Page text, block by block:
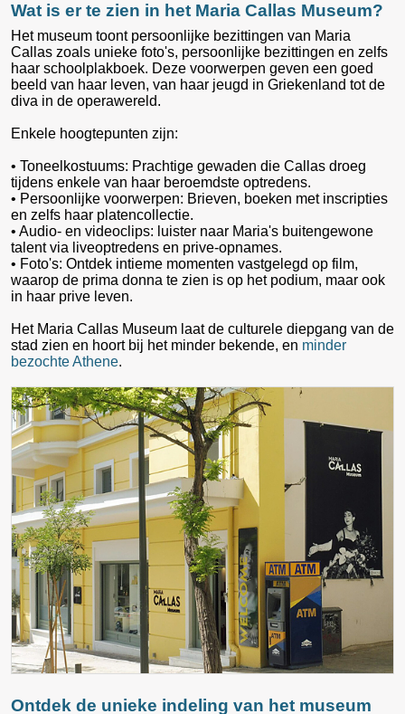
Wat is er te zien in het Maria Callas Museum?
Het museum toont persoonlijke bezittingen van Maria
Callas zoals unieke foto's, persoonlijke bezittingen en zelfs
haar schoolplakboek. Deze voorwerpen geven een goed
beeld van haar leven, van haar jeugd in Griekenland tot de
diva in de operawereld.
Enkele hoogtepunten zijn:
• Toneelkostuums: Prachtige gewaden die Callas droeg
tijdens enkele van haar beroemdste optredens.
• Persoonlijke voorwerpen: Brieven, boeken met inscripties
en zelfs haar platencollectie.
• Audio- en videoclips: luister naar Maria's buitengewone
talent via liveoptredens en prive-opnames.
• Foto's: Ontdek intieme momenten vastgelegd op film,
waarop de prima donna te zien is op het podium, maar ook
in haar prive leven.
Het Maria Callas Museum laat de culturele diepgang van de
stad zien en hoort bij het minder bekende, en minder
bezochte Athene.
Ontdek de unieke indeling van het museum